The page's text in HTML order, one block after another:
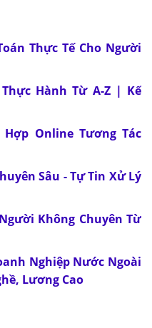
Thực Tế Cho Người
Hành Từ A-Z | Kế
Hợp Online Tương Tác
Sâu - Tự Tin Xử Lý
Không Chuyên Từ
Nghiệp Nước Ngoài
Lương Cao